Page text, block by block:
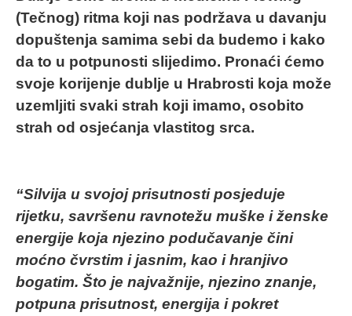
(Tečnog) ritma koji nas podržava u davanju
dopuštenja samima sebi da budemo i kako
da to u potpunosti slijedimo. Pronaći ćemo
svoje korijenje dublje u Hrabrosti koja može
uzemljiti svaki strah koji imamo, osobito
strah od osjećanja vlastitog srca.
“Silvija u svojoj prisutnosti posjeduje
rijetku, savršenu ravnotežu muške i ženske
energije koja njezino podučavanje čini
moćno čvrstim i jasnim, kao i hranjivo
bogatim. Što je najvažnije, njezino znanje,
potpuna prisutnost, energija i pokret